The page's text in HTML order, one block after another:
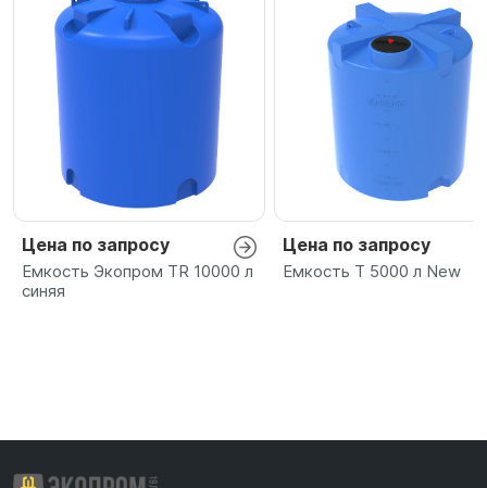
Цена по запросу
Емкость Экопром TR 10000 л
синяя
Цена по запросу
Емкость T 5000 л New